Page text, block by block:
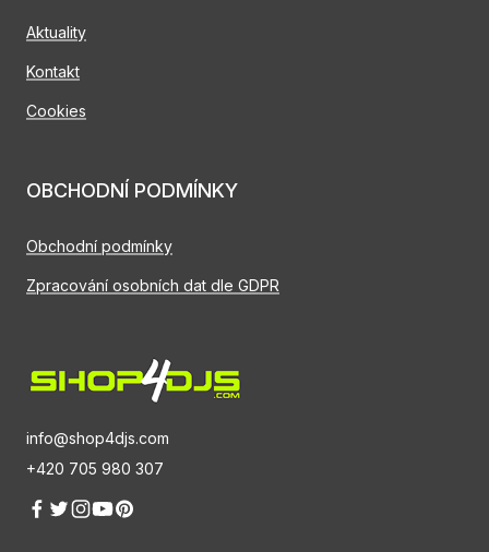
info@shop4djs.com
+420 705 980 307
Aktuality
Kontakt
Cookies
OBCHODNÍ PODMÍNKY
Obchodní podmínky
Zpracování osobních dat dle GDPR